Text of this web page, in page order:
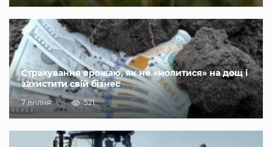
Страхування врожаю, як не «молитися» на дощ і
захистити свій бізнес
7 липня 521